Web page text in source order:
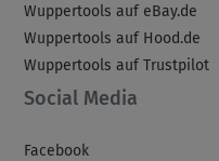
Wuppertools auf eBay.de
Wuppertools auf Hood.de
Wuppertools auf Trustpilot
Social Media
Facebook